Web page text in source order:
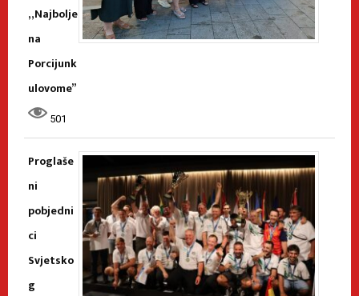
„Najbolje
na
Porcijunk
ulovome”
501
Proglaše
ni
pobjedni
ci
Svjetsko
g